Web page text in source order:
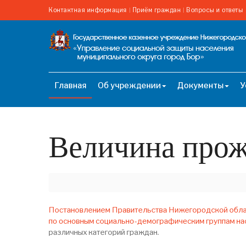
Контактная информация Приём граждан Вопросы и ответы
Главная Об учреждении Документы
Величина
Постановлением Правительства Нижегородской
по основным социально-демографическим группам
различных категорий граждан.